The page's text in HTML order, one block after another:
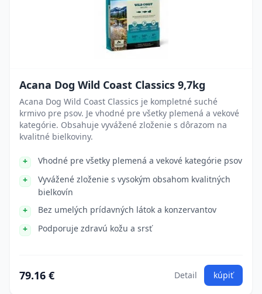
Acana Dog Wild Coast Classics 9,7kg
Acana Dog Wild Coast Classics je kompletné suché
krmivo pre psov. Je vhodné pre všetky plemená a vekové
kategórie. Obsahuje vyvážené zloženie s dôrazom na
kvalitné bielkoviny.
Vhodné pre všetky plemená a vekové kategórie psov
Vyvážené zloženie s vysokým obsahom kvalitných
bielkovín
Bez umelých prídavných látok a konzervantov
Podporuje zdravú kožu a srsť
79.16 € Detail kúpiť